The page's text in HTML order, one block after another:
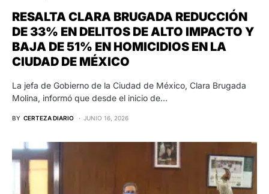
RESALTA CLARA BRUGADA REDUCCIÓN
DE 33% EN DELITOS DE ALTO IMPACTO Y
BAJA DE 51% EN HOMICIDIOS EN LA
CIUDAD DE MÉXICO
La jefa de Gobierno de la Ciudad de México, Clara Brugada
Molina, informó que desde el inicio de…
BY CERTEZA DIARIO JUNIO 16, 2026